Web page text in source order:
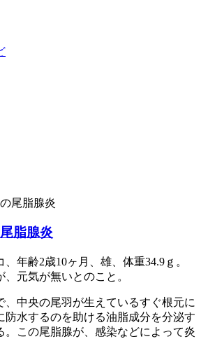
尾脂腺炎
脂腺炎
、年齢2歳10ヶ月、雄、体重34.9ｇ。
元気が無いとのこと。
、中央の尾羽が生えているすぐ根元に
防水するのを助ける油脂成分を分泌す
。この尾脂腺が、感染などによって炎